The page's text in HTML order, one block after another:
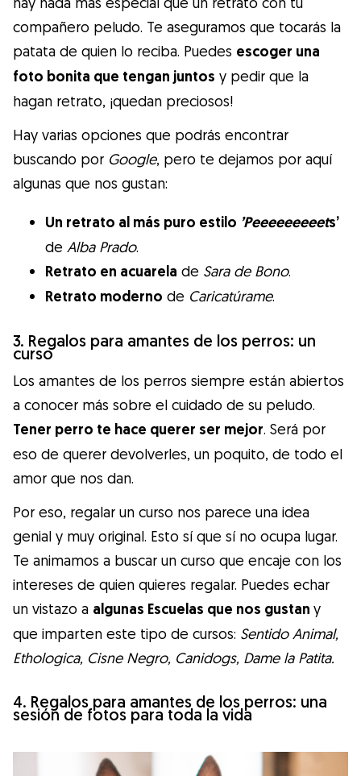
compañero peludo. Te aseguramos que tocarás la
patata de quien lo reciba. Puedes escoger una
foto bonita que tengan juntos y pedir que la
hagan retrato, ¡quedan preciosos!
Hay varias opciones que podrás encontrar
buscando por Google, pero te dejamos por aquí
algunas que nos gustan:
Un retrato al más puro estilo ’Peeeeeeeeets’
de Alba Prado.
Retrato en acuarela de Sara de Bono.
Retrato moderno de Caricatúrame.
3. Regalos para amantes de los perros: un
curso
Los amantes de los perros siempre están abiertos
a conocer más sobre el cuidado de su peludo.
Tener perro te hace querer ser mejor. Será por
eso de querer devolverles, un poquito, de todo el
amor que nos dan.
Por eso, regalar un curso nos parece una idea
genial y muy original. Esto sí que sí no ocupa lugar.
Te animamos a buscar un curso que encaje con los
intereses de quien quieres regalar. Puedes echar
un vistazo a algunas Escuelas que nos gustan y
que imparten este tipo de cursos: Sentido Animal,
Ethologica, Cisne Negro, Canidogs, Dame la Patita.
4. Regalos para amantes de los perros: una
sesión de fotos para toda la vida